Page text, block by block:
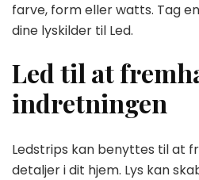
farve, form eller watts. Tag
dine lyskilder til Led.
Led til at
indretningen
Ledstrips kan benyttes til at
detaljer i dit hjem. Lys kan